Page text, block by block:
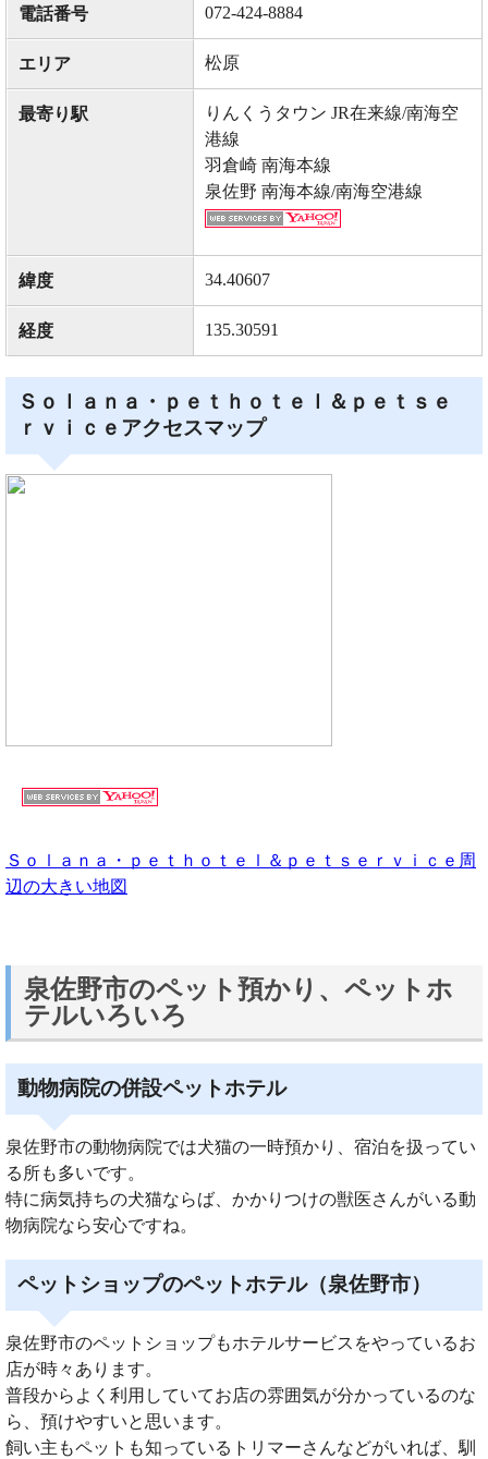
電話番号 072-424-8884
エリア 松原
最寄り駅
りんくうタウン JR在来線/南海空
港線
羽倉崎 南海本線
泉佐野 南海本線/南海空港線
緯度 34.40607
経度 135.30591
Ｓｏｌａｎａ・ｐｅｔｈｏｔｅｌ＆ｐｅｔｓｅ
ｒｖｉｃｅアクセスマップ
Ｓｏｌａｎａ・ｐｅｔｈｏｔｅｌ＆ｐｅｔｓｅｒｖｉｃｅ周
辺の大きい地図
泉佐野市のペット預かり、ペットホ
テルいろいろ
動物病院の併設ペットホテル
泉佐野市の動物病院では犬猫の一時預かり、宿泊を扱ってい
る所も多いです。
特に病気持ちの犬猫ならば、かかりつけの獣医さんがいる動
物病院なら安心ですね。
ペットショップのペットホテル（泉佐野市）
泉佐野市のペットショップもホテルサービスをやっているお
店が時々あります。
普段からよく利用していてお店の雰囲気が分かっているのな
ら、預けやすいと思います。
飼い主もペットも知っているトリマーさんなどがいれば、馴